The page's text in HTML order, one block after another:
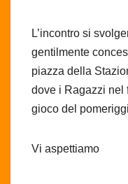
L’incontro si
gentilmente
piazza della
dove i Ragazzi nel
gioco del
Vi aspettiamo